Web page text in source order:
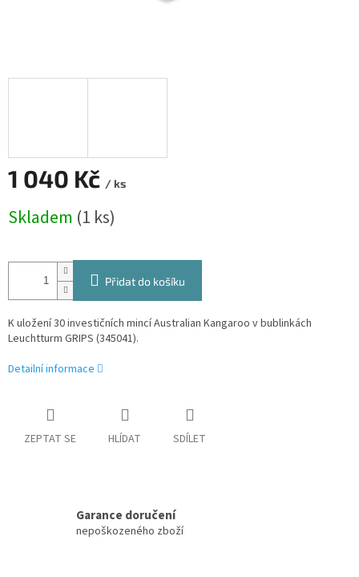
1 040 Kč / ks
cena:
Skladem (1 ks)
Přidat do košíku
K uložení 30 investičních mincí Australian Kangaroo v bublinkách
Leuchtturm GRIPS (345041).
Detailní informace
ZEPTAT SE HLÍDAT SDÍLET
Garance doručení
nepoškozeného zboží